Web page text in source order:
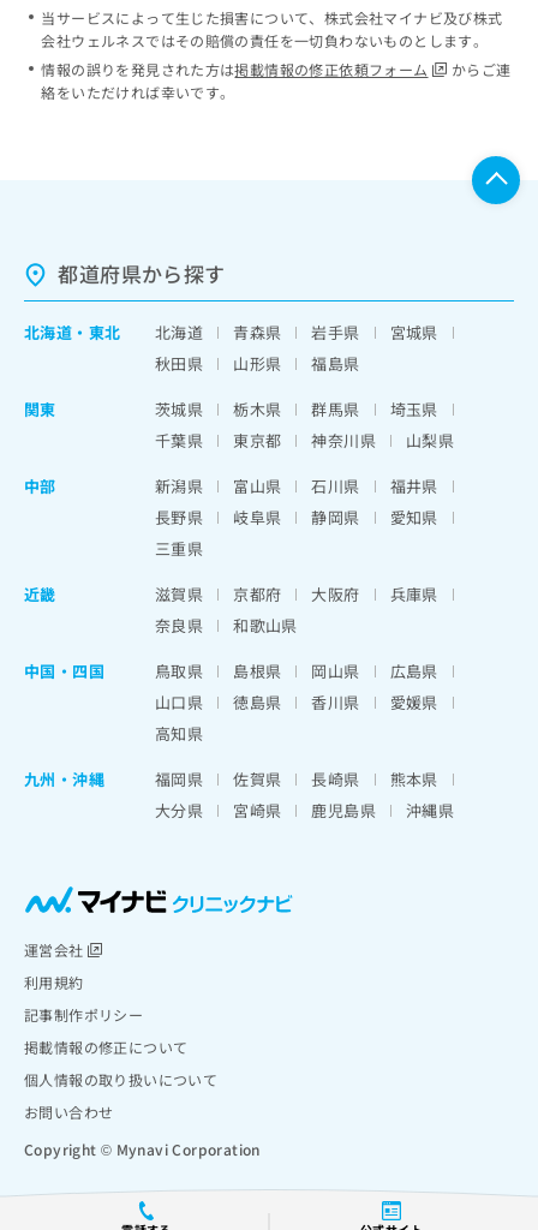
当サービスによって生じた損害について、株式会社マイナビ及び株式
会社ウェルネスではその賠償の責任を一切負わないものとします。
情報の誤りを発見された方は掲載情報の修正依頼フォーム
からご連
絡をいただければ幸いです。
都道府県から探す
北海道 ・ 東北 北海道 青森県 岩手県
宮城県
秋田県
山形県
福島県
関東
茨城県 栃木県 群馬県
埼玉県
千葉県
東京都 神奈川県
山梨県
中部
新潟県 富山県 石川県
福井県
長野県
岐阜県 静岡県
愛知県
三重県
近畿
滋賀県 京都府 大阪府
兵庫県
奈良県
和歌山県
中国・四国
鳥取県 島根県 岡山県
広島県
山口県
徳島県 香川県
愛媛県
高知県
九州・沖縄
福岡県 佐賀県 長崎県
熊本県
大分県
宮崎県 鹿児島県 沖縄県
運営会社
利用規約
記事制作ポリシー
掲載情報の修正について
個人情報の取り扱いについて
お問い合わせ
Copyright © Mynavi Corporation